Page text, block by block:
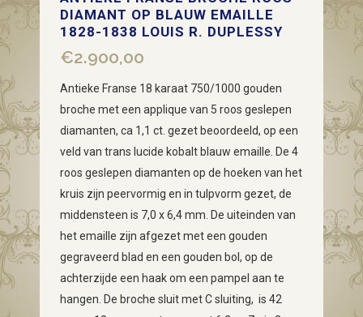
DIAMANT OP BLAUW EMAILLE
1828-1838 LOUIS R. DUPLESSY
€2.900,00
Antieke Franse 18 karaat 750/1000 gouden
broche met een applique van 5 roos geslepen
diamanten, ca 1,1 ct. gezet beoordeeld, op een
veld van trans lucide kobalt blauw emaille. De 4
roos geslepen diamanten op de hoeken van het
kruis zijn peervormig en in tulpvorm gezet, de
middensteen is 7,0 x 6,4 mm. De uiteinden van
het emaille zijn afgezet met een gouden
gegraveerd blad en een gouden bol, op de
achterzijde een haak om een pampel aan te
hangen. De broche sluit met C sluiting, is 42